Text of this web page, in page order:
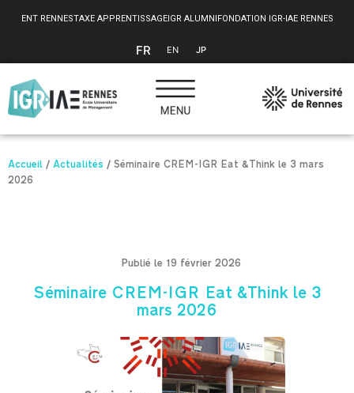
ENT RENNESTAXE APPRENTISSAGEIGR ALUMNIFONDATION IGR-IAE RENNES
FR EN JP
Accueil / Actualités / Séminaire CREM-IGR Eat &Think le 3 mars
2026
Publié le 19 février 2026
Séminaire CREM-IGR Eat &Think le 3
mars 2026